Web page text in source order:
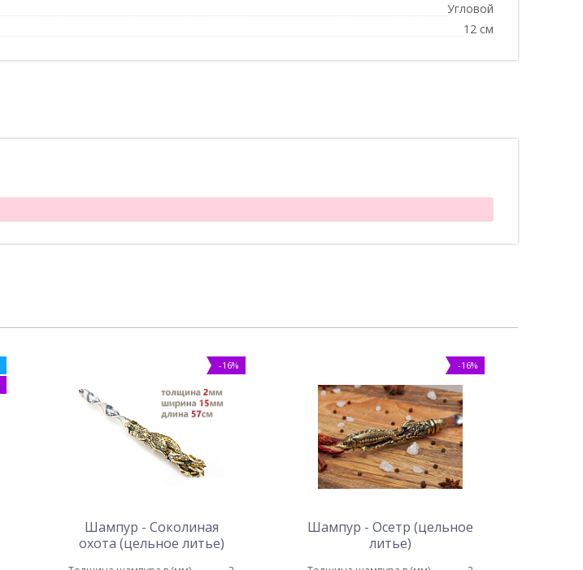
Угловой
12 см
-16%
Шампур - Соколиная
охота (цельное литье)
-16%
Шампур - Осетр (цельное
литье)